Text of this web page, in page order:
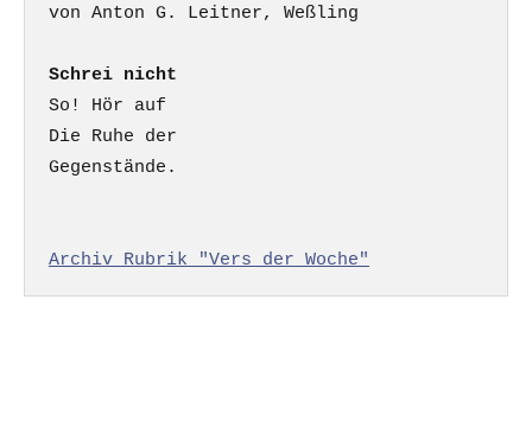
Schrei nicht
So! Hör auf
Die Ruhe der
Gegenstände.
Archiv Rubrik "Vers der Woche"